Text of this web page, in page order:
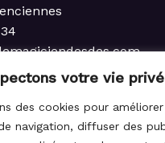
votre vie
des cookies pour
navigation, diffuser des
Samedi